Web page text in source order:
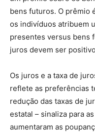
bens futuros. O prêmio
os indivíduos atribuem
presentes versus bens
juros devem ser
Os juros e a taxa de
reflete as preferências
redução das taxas de
estatal – sinaliza para
aumentaram as